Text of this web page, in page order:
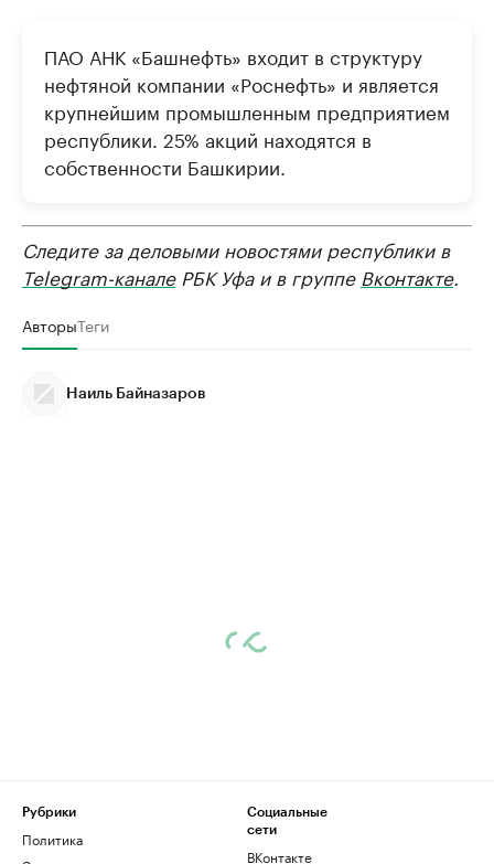
ПАО АНК «Башнефть» входит в структуру
нефтяной компании «Роснефть» и является
крупнейшим промышленным предприятием
республики. 25% акций находятся в
собственности Башкирии.
Следите за деловыми новостями республики в
Telegram-каналеРБК Уфа и в группе Вконтакте.
АвторыТеги
Наиль Байназаров
Рубрики
Политика
Социальные
сети
ВКонтакте